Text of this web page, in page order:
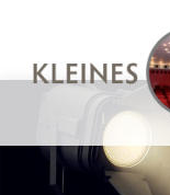
springen